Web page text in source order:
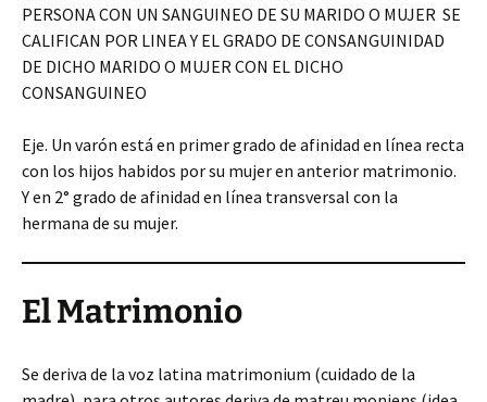
PERSONA CON UN SANGUINEO DE SU MARIDO O MUJER SE
CALIFICAN POR LINEA Y EL GRADO DE CONSANGUINIDAD
DE DICHO MARIDO O MUJER CON EL DICHO
CONSANGUINEO
Eje. Un varón está en primer grado de afinidad en línea recta
con los hijos habidos por su mujer en anterior matrimonio.
Y en 2° grado de afinidad en línea transversal con la
hermana de su mujer.
El Matrimonio
Se deriva de la voz latina matrimonium (cuidado de la